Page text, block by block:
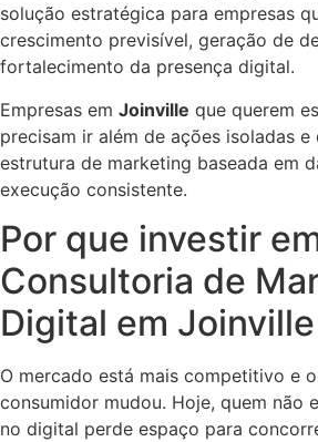
solução estratégica para empresas
crescimento previsível, geração de
fortalecimento da presença digital.
Empresas em Joinville que querem
precisam ir além de ações isoladas e
estrutura de marketing baseada em
execução consistente.
Por que investir
Consultoria de
Digital em Joinville
O mercado está mais competitivo e
consumidor mudou. Hoje, quem não
no digital perde espaço para